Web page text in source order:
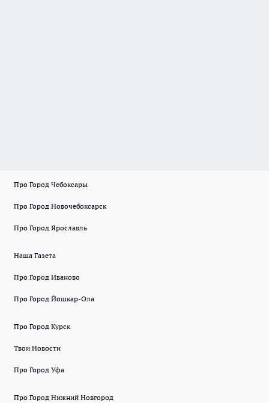
Про Город Чебоксары
Про Город Новочебоксарск
Про Город Ярославль
Наша Газета
Про Город Иваново
Про Город Йошкар-Ола
Про Город Курск
Твои Новости
Про Город Уфа
Про Город Нижний Новгород